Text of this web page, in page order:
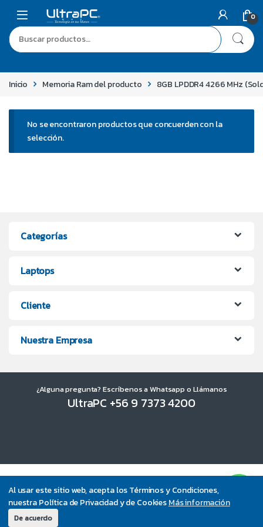
Al usar este sitio web, acepta los Términos y Condiciones,
nuestra Política de Privacidad y de CookiesMás información
De acuerdo
0
Inicio Memoria Ram del producto 8GB LPDDR4 4266 MHz
No se encontraron productos que concuerden con la
selección.
Categorías
Laptops
Cliente
Nuestra Empresa
¿Alguna pregunta? Escríbenos a Whatsapp o Llámanos
UltraPC +56 9 7373 4200